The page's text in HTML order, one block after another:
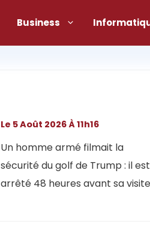
Business
Un homme armé filmait la
sécurité du golf de Trump : il est
arrêté 48 heures avant sa visite
Le 5 Août 2026 À 11h16